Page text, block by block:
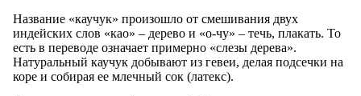
Название «каучук» произошло от смешивания двух
индейских слов «као» – дерево и «о-чу» – течь, плакать. То
есть в переводе означает примерно «слезы дерева».
Натуральный каучук добывают из гевеи, делая подсечки на
коре и собирая ее млечный сок (латекс).